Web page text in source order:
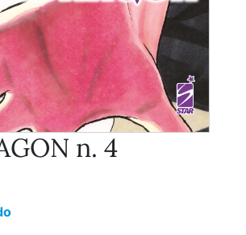
n. 4